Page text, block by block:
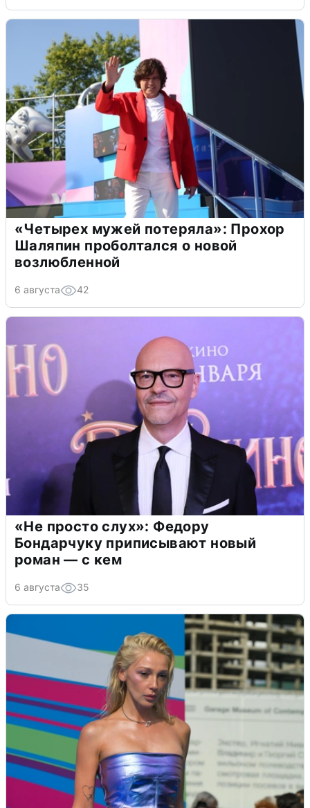
«Четырех мужей потеряла»: Прохор
Шаляпин проболтался о новой
возлюбленной
6 августа 42
«Не просто слух»: Федору
Бондарчуку приписывают новый
роман — с кем
6 августа 35